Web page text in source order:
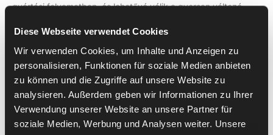
Diese Webseite verwendet Cookies
Wir verwenden Cookies, um Inhalte und Anzeigen zu
personalisieren, Funktionen für soziale Medien anbieten
zu können und die Zugriffe auf unsere Website zu
analysieren. Außerdem geben wir Informationen zu Ihrer
Verwendung unserer Website an unsere Partner für
soziale Medien, Werbung und Analysen weiter. Unsere
gyártási folyamatban, és lehetővé válik a gyorsan változó
SherpaLoader® és Mori Seiki
NL2000: a tökéletes kombináció
a CNC-automatizáláshoz
Összefoglalva, a SherpaLoader® átfogó megoldást kínál a